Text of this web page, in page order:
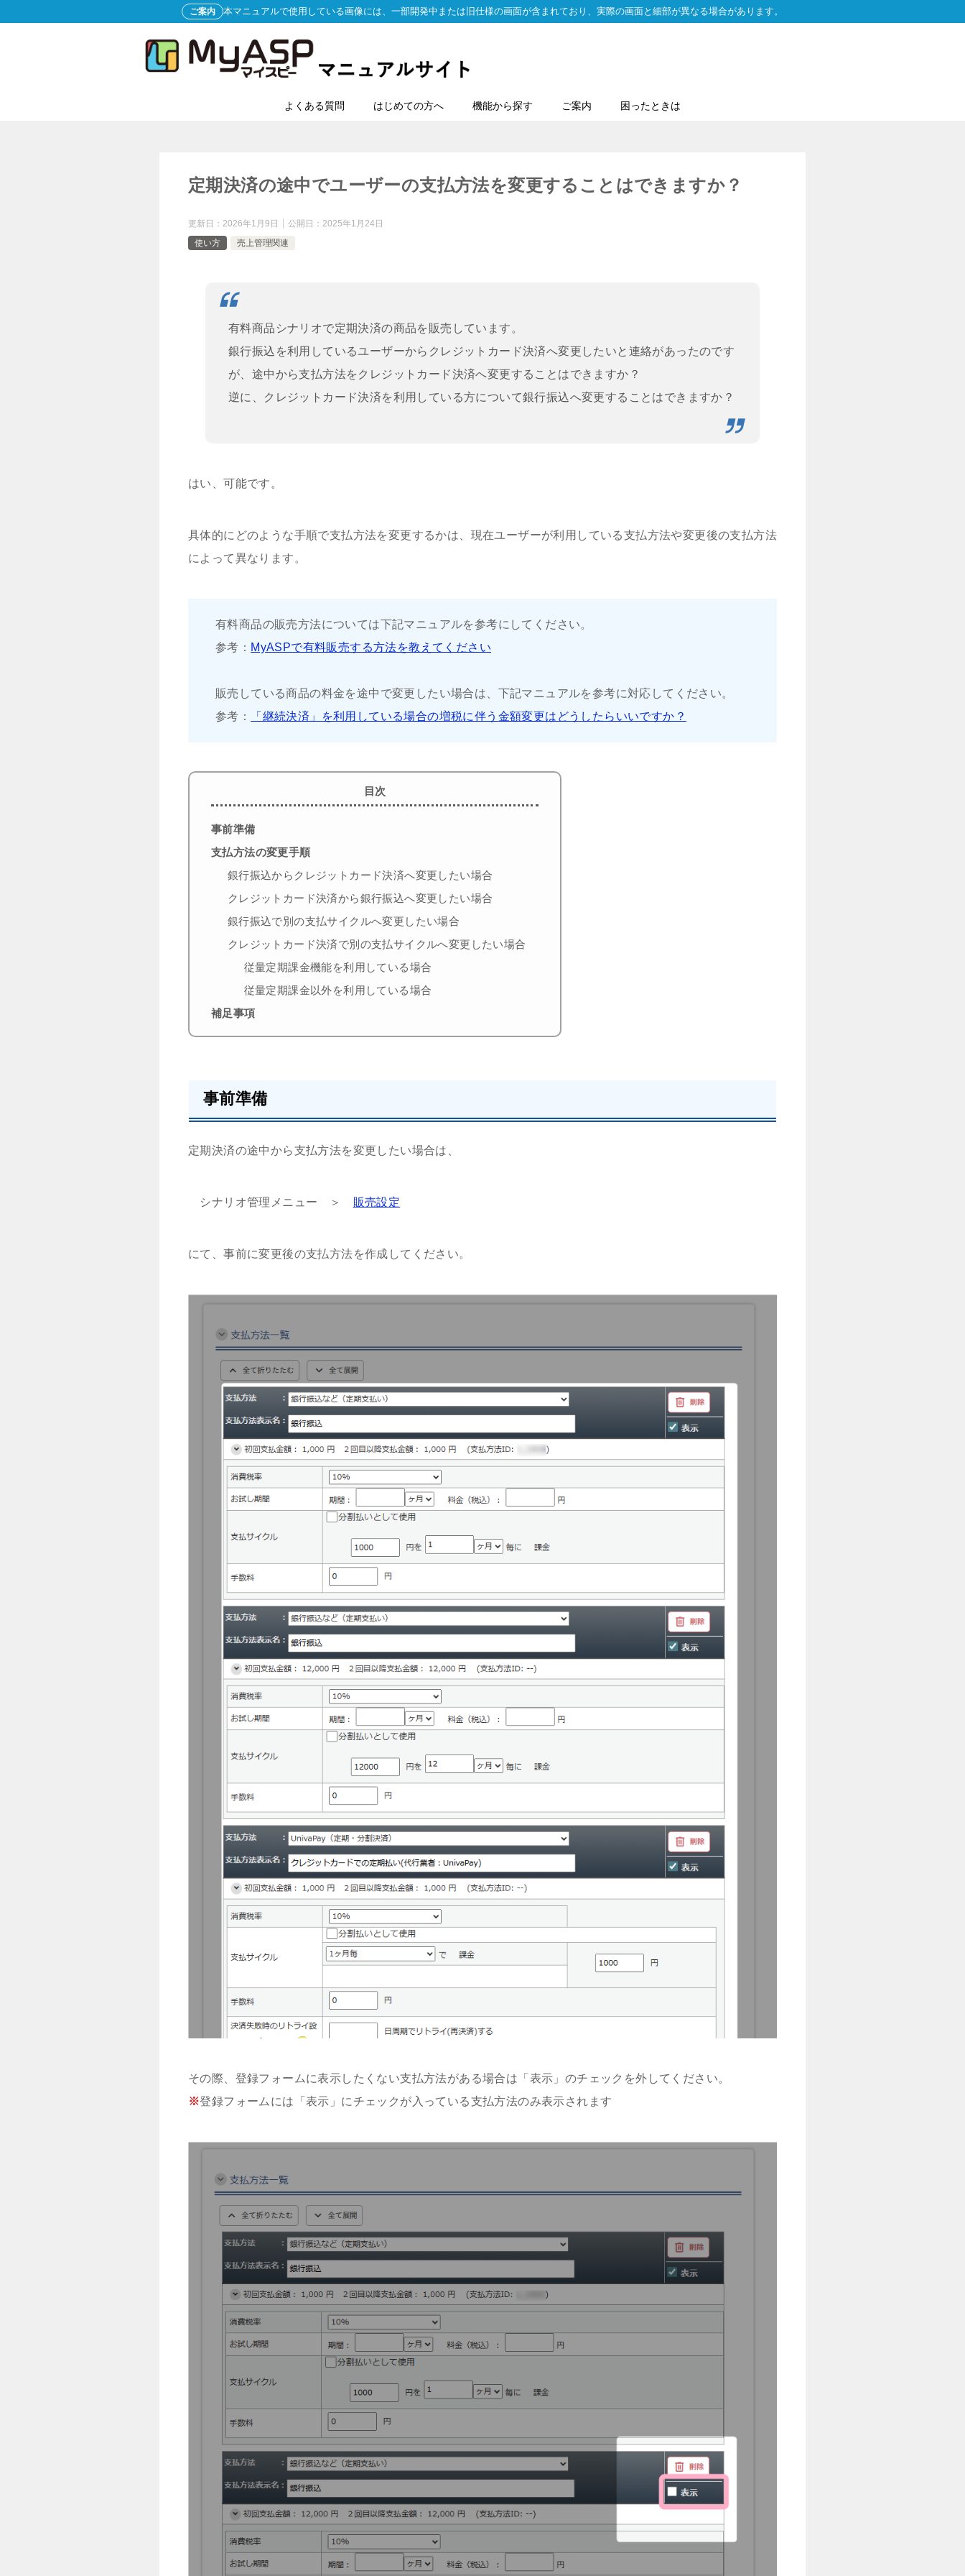
ご案内 本マニュアルで使用している画像には、一部開発中または旧仕様の画面が含まれており、実際の画面と細部が異なる場合があります。
よくある質問 はじめての方へ 機能から探す ご案内 困ったときは
定期決済の途中でユーザーの支払方法を変更することはできますか？
更新日： 2026年1月9日 公開日： 2025年1月24日
使い方
売上管理関連
有料商品シナリオで定期決済の商品を販売しています。
銀行振込を利用しているユーザーからクレジットカード決済へ変更したいと連絡があったのです
が、途中から支払方法をクレジットカード決済へ変更することはできますか？
逆に、クレジットカード決済を利用している方について銀行振込へ変更することはできますか？
はい、可能です。
具体的にどのような手順で支払方法を変更するかは、現在ユーザーが利用している支払方法や変更後の支払方法
によって異なります。
有料商品の販売方法については下記マニュアルを参考にしてください。
参考： MyASPで有料販売する方法を教えてください
販売している商品の料金を途中で変更したい場合は、下記マニュアルを参考に対応してください。
参考：
「継続決済」を利用している場合の増税に伴う金額変更はどうしたらいいですか？
目次
事前準備
支払方法の変更手順
銀行振込からクレジットカード決済へ変更したい場合
クレジットカード決済から銀行振込へ変更したい場合
銀行振込で別の支払サイクルへ変更したい場合
クレジットカード決済で別の支払サイクルへ変更したい場合
従量定期課金機能を利用している場合
従量定期課金以外を利用している場合
補足事項
事前準備
定期決済の途中から支払方法を変更したい場合は、
シナリオ管理メニュー ＞ 販売設定
にて、事前に変更後の支払方法を作成してください。
その際、登録フォームに表示したくない支払方法がある場合は「表示」のチェックを外してください。
※登録フォームには「表示」にチェックが入っている支払方法のみ表示されます